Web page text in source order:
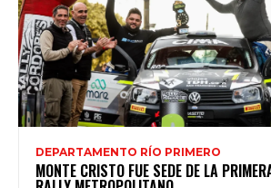
DEPARTAMENTO RÍO PRIMERO
MONTE CRISTO FUE SEDE DE LA